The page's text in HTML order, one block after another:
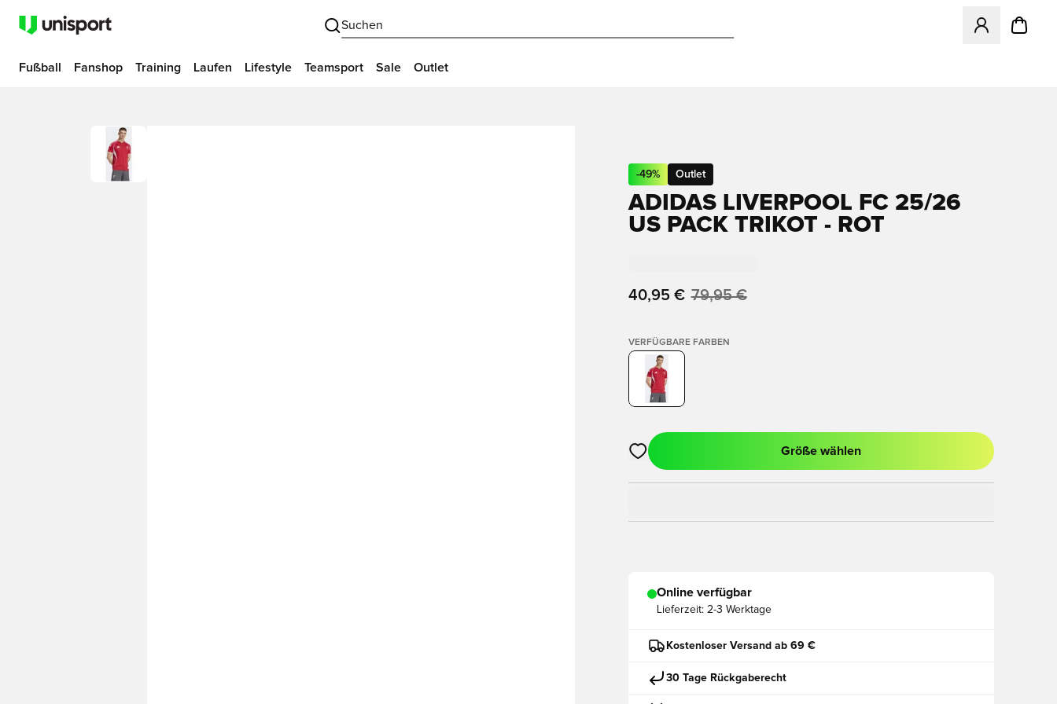
Suchen
Öffnet ein
Fußball Fanshop Training Laufen Lifestyle Teamsport Sale Outlet
-49% Outlet
ADIDAS LIVERPOOL FC 25/26
US PACK TRIKOT - ROT
40,95 € 79,95 €
VERFÜGBARE FARBEN
Öffnet ein neues Fenster zum Anmelden oder Registrieren als Mitglied
Größe wählen
Online verfügbar
Lieferzeit: 2-3 Werktage
Kostenloser Versand ab 69 €
30 Tage Rückgaberecht